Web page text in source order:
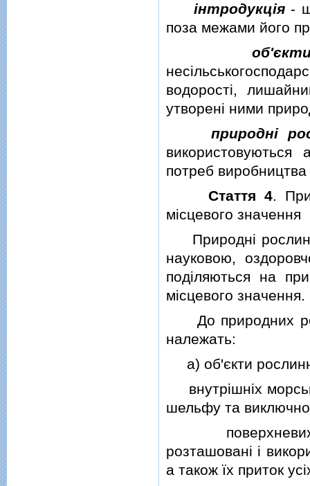
iнтродукцiя -
поза межами його
водоростi,
утворенi ними
природнi
потреб
Стаття 4.
мiсцевого значення
Природнi
науковою,
подiляються на
мiсцевого значення.
До природних
належать:
а) об'єкти
внутрiшнiх
шельфу та
поверхневих
розташованi i
а також їх приток